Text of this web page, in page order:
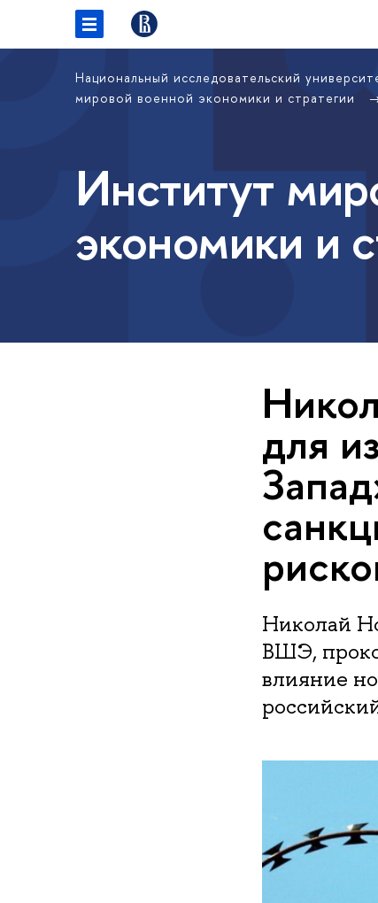
Национальный исследовательский
мировой военной экономики и стратегии
Институт
экономики и
для
Николай
ВШЭ,
влияние